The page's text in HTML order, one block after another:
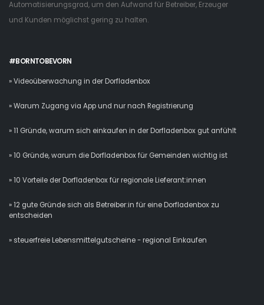
Automatisierungsgrad, um den Aufwand für Betreiber, Erzeuger
und Kunden möglichst gering zu halten.
#BORNTOBEVORN
» Videoüberwachung in der Dorfladenbox
» Warum Zugang via App und nur nach Registrierung
» 11 Gründe, warum sich einkaufen in der Dorfladenbox gut anfühlt
» 10 Gründe, warum die Dorfladenbox für Gemeinden wichtig ist
» 10 Vorteile der Dorfladenbox für regionale Lieferant:innen
» 12 gute Gründe sich als Betreiber:in für eine Dorfladenbox zu
entscheiden
» steuerfreie Lebensmittelgutscheine - regional Einkaufen